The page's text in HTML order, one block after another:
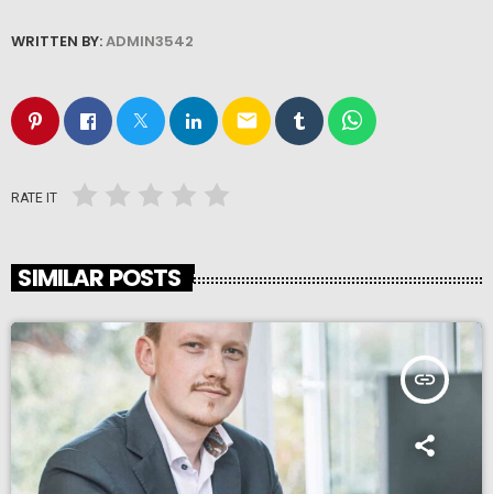
WRITTEN BY:ADMIN3542
email
RATE IT
SIMILAR POSTS
insert_link